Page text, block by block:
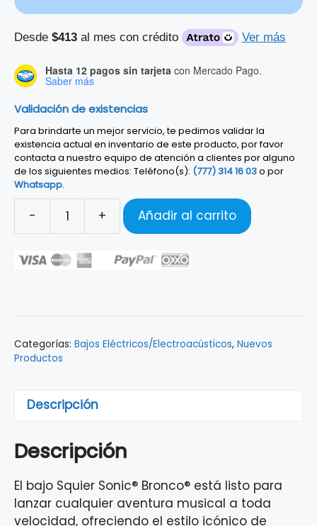
Desde $413 al mes con crédito Ver más
Hasta 12 pagos sin tarjeta con Mercado Pago.
Saber más
Validación de existencias
Para brindarte un mejor servicio, te pedimos validar la
existencia actual en inventario de este producto, por favor
contacta a nuestro equipo de atención a clientes por alguno
de los siguientes medios: Teléfono(s): (777) 314 16 03o por
Whatsapp.
-
BAJO
SQUIER
BASS
CORAL
+ Añadir al carrito
Categorías: Bajos Eléctricos/Electroacústicos, Nuevos
Productos
Descripción
Descripción
El bajo Squier Sonic® Bronco® está listo para
lanzar cualquier aventura musical a toda
velocidad, ofreciendo el estilo icónico de